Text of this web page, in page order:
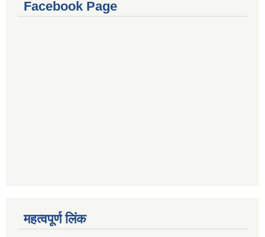
Facebook Page
महत्वपूर्ण लिंक